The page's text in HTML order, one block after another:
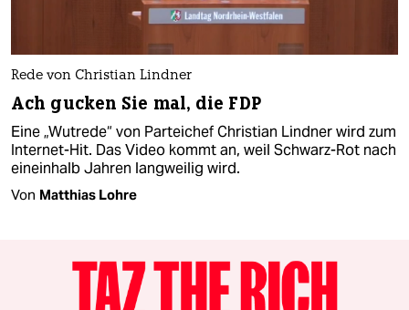
Rede von Christian Lindner
Ach gucken Sie mal, die FDP
Eine „Wutrede“ von Parteichef Christian Lindner wird zum
Internet-Hit. Das Video kommt an, weil Schwarz-Rot nach
eineinhalb Jahren langweilig wird.
Von Matthias Lohre